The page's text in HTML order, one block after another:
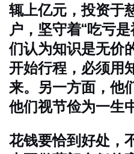
辄上亿元，投资于
户，坚守着“吃亏
们认为知识是无价
开始行程，必须用
来。另一方面，他
他们视节俭为一生
花钱要恰到好处，